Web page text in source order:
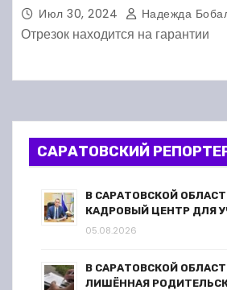
Июл 30, 2024 Надежда
Отрезок находится на гарантии
САРАТОВСКИЙ
В САРАТОВСКОЙ
КАДРОВЫЙ ЦЕНТР ДЛЯ
05.08.2026
В САРАТОВСКОЙ
ЛИШЁННАЯ